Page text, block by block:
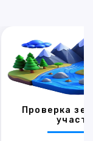
Проверка